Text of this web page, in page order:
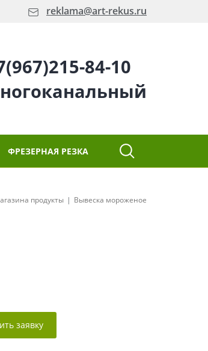
reklama@art-rekus.ru
84-10
ФРЕЗЕРНАЯ РЕЗКА
продукты Вывеска мороженое
заявку